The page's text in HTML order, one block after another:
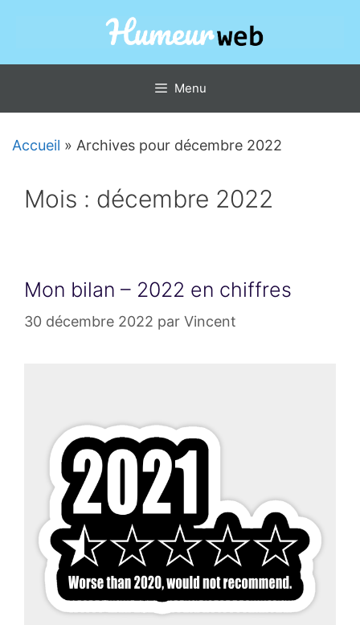
Menu
Accueil » Archives pour décembre 2022
Mois : décembre 2022
Mon bilan – 2022 en chiffres
30 décembre 2022 par Vincent